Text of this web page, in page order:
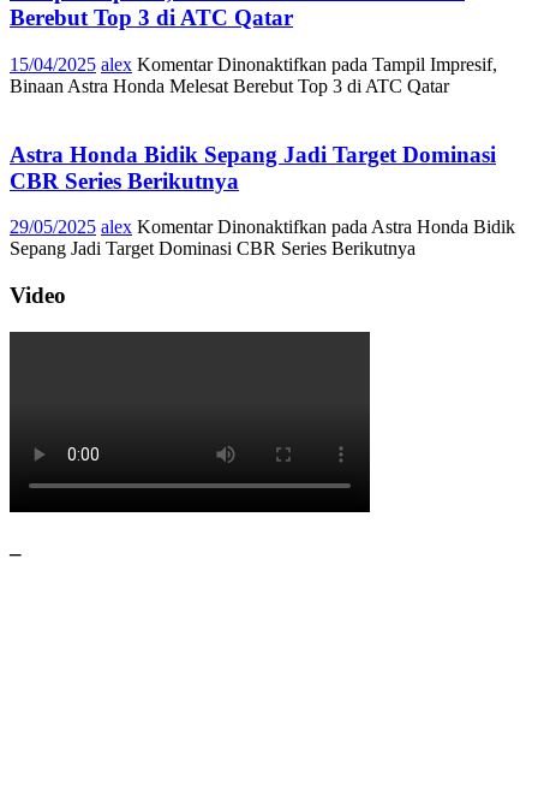
Berebut Top 3 di ATC Qatar
15/04/2025 alex Komentar Dinonaktifkan pada Tampil Impresif,
Binaan Astra Honda Melesat Berebut Top 3 di ATC Qatar
Astra Honda Bidik Sepang Jadi Target Dominasi
CBR Series Berikutnya
29/05/2025 alex Komentar Dinonaktifkan pada Astra Honda Bidik
Sepang Jadi Target Dominasi CBR Series Berikutnya
Video
–